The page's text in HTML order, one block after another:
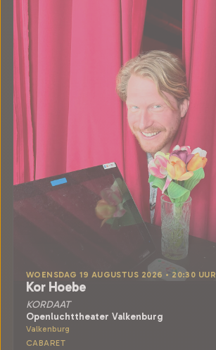
WOENSDAG 19 AUGUSTUS 2026 • 20:30 UUR
Kor Hoebe
KORDAAT
Openluchttheater Valkenburg
Valkenburg
CABARET